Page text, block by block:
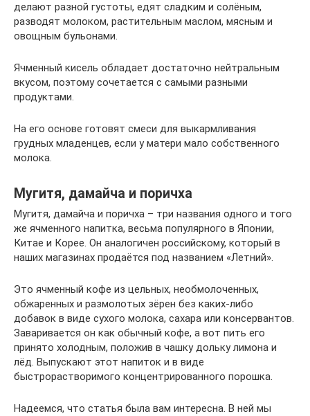
делают разной густоты, едят сладким и солёным,
разводят молоком, растительным маслом, мясным и
овощным бульонами.
Ячменный кисель обладает достаточно нейтральным
вкусом, поэтому сочетается с самыми разными
продуктами.
На его основе готовят смеси для выкармливания
грудных младенцев, если у матери мало собственного
молока.
Мугитя, дамайча и поричха
Мугитя, дамайча и поричха – три названия одного и того
же ячменного напитка, весьма популярного в Японии,
Китае и Корее. Он аналогичен российскому, который в
наших магазинах продаётся под названием «Летний».
Это ячменный кофе из цельных, необмолоченных,
обжаренных и размолотых зёрен без каких-либо
добавок в виде сухого молока, сахара или консервантов.
Заваривается он как обычный кофе, а вот пить его
принято холодным, положив в чашку дольку лимона и
лёд. Выпускают этот напиток и в виде
быстрорастворимого концентрированного порошка.
Надеемся, что статья была вам интересна. В ней мы